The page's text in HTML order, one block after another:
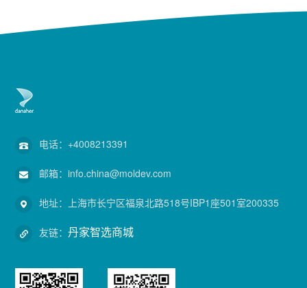
电话： +4008213391
邮箱：info.china@moldev.com
地址： 上海市长宁区福泉北路518号IBP1座501室200335
友链：丹家智选商城